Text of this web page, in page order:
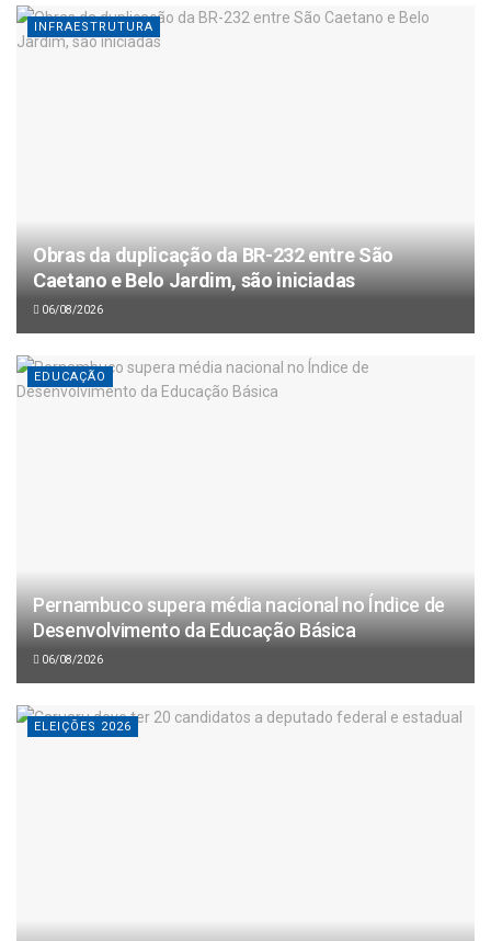
INFRAESTRUTURA
Obras da duplicação da BR-232 entre São
Caetano e Belo Jardim, são iniciadas
06/08/2026
EDUCAÇÃO
Pernambuco supera média nacional no Índice de
Desenvolvimento da Educação Básica
06/08/2026
ELEIÇÕES 2026